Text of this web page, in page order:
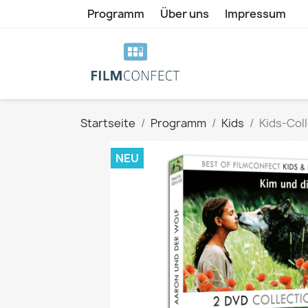
Programm Über uns Impressum
Startseite Programm Kids Kids-
NEU